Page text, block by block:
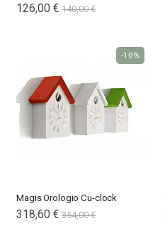
126,00 € 140,00 €
Magis Orologio Cu-clock
318,60 € 354,00 €
-10%